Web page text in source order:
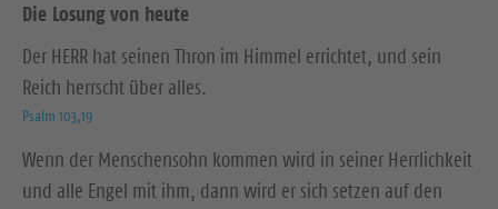
Die Losung von heute
Der HERR hat seinen Thron im Himmel errichtet, und sein
Reich herrscht über alles.
Psalm 103,19
Wenn der Menschensohn kommen wird in seiner Herrlichkeit
und alle Engel mit ihm, dann wird er sich setzen auf den